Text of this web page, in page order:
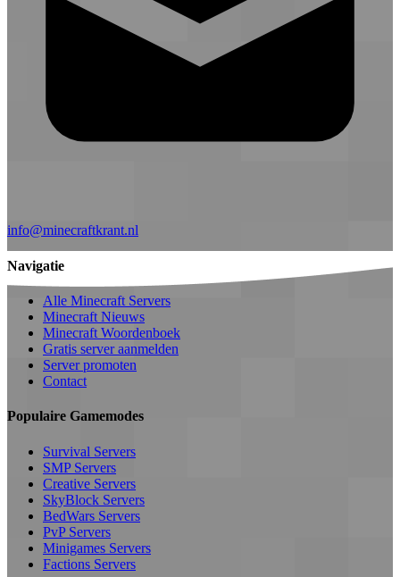
info@minecraftkrant.nl
Navigatie
Alle Minecraft Servers
Minecraft Nieuws
Minecraft Woordenboek
Gratis server aanmelden
Server promoten
Contact
Populaire Gamemodes
Survival Servers
SMP Servers
Creative Servers
SkyBlock Servers
BedWars Servers
PvP Servers
Minigames Servers
Factions Servers